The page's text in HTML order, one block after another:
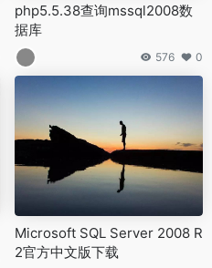
php5.5.38查询mssql2008数
据库
576 0
Microsoft SQL Server 2008 R
2官方中文版下载